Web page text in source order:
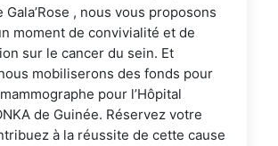
Gala’Rose , nous vous proposons
moment de convivialité et de
sur le cancer du sein. Et
mobiliserons des fonds pour
mammographe pour l’Hôpital
de Guinée. Réservez votre
à la réussite de cette cause